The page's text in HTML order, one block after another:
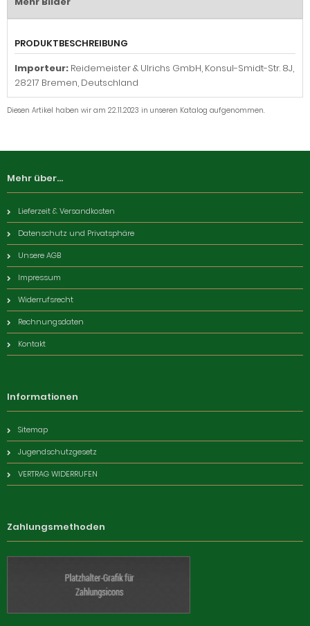
PRODUKTBESCHREIBUNG
Importeur: Reidemeister & Ulrichs GmbH, Konsul-Smidt-Str. 8J,
28217 Bremen, Deutschland
Diesen Artikel haben wir am 22.11.2023 in unseren Katalog aufgenommen.
Mehr über...
Lieferzeit & Versandkosten
Datenschutz und Privatsphäre
Unsere AGB
Impressum
Widerrufsrecht
Rechnungsdaten
Kontakt
Informationen
Sitemap
Jugendschutzgesetz
VERTRAG WIDERRUFEN
Zahlungsmethoden